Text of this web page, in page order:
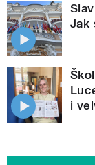
Jak
i